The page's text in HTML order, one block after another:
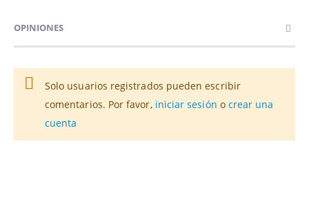
OPINIONES
Solo usuarios registrados pueden escribir
comentarios. Por favor, iniciar sesión o crear una
cuenta